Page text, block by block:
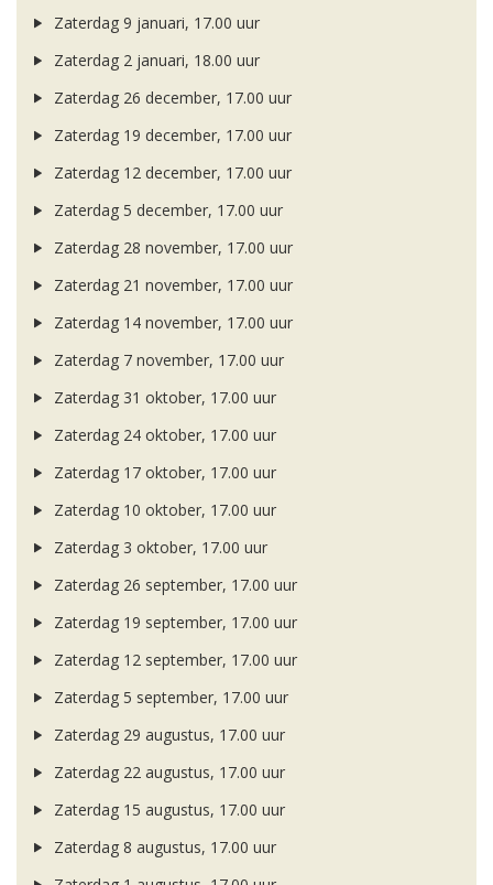
Zaterdag 9 januari, 17.00 uur
Zaterdag 2 januari, 18.00 uur
Zaterdag 26 december, 17.00 uur
Zaterdag 19 december, 17.00 uur
Zaterdag 12 december, 17.00 uur
Zaterdag 5 december, 17.00 uur
Zaterdag 28 november, 17.00 uur
Zaterdag 21 november, 17.00 uur
Zaterdag 14 november, 17.00 uur
Zaterdag 7 november, 17.00 uur
Zaterdag 31 oktober, 17.00 uur
Zaterdag 24 oktober, 17.00 uur
Zaterdag 17 oktober, 17.00 uur
Zaterdag 10 oktober, 17.00 uur
Zaterdag 3 oktober, 17.00 uur
Zaterdag 26 september, 17.00 uur
Zaterdag 19 september, 17.00 uur
Zaterdag 12 september, 17.00 uur
Zaterdag 5 september, 17.00 uur
Zaterdag 29 augustus, 17.00 uur
Zaterdag 22 augustus, 17.00 uur
Zaterdag 15 augustus, 17.00 uur
Zaterdag 8 augustus, 17.00 uur